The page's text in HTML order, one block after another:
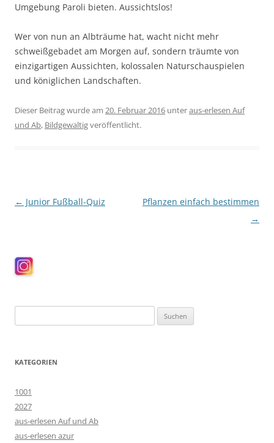
Umgebung Paroli bieten. Aussichtslos!
Wer von nun an Albträume hat, wacht nicht mehr
schweißgebadet am Morgen auf, sondern träumte von
einzigartigen Aussichten, kolossalen Naturschauspielen
und königlichen Landschaften.
Dieser Beitrag wurde am 20. Februar 2016 unteraus-erlesen Auf
und Ab, Bildgewaltigveröffentlicht.
Beitragsnavigation
← Junior Fußball-Quiz
Pflanzen einfach bestimmen
→
nach:
KATEGORIEN
1001
2027
aus-erlesen Auf und Ab
aus-erlesen azur